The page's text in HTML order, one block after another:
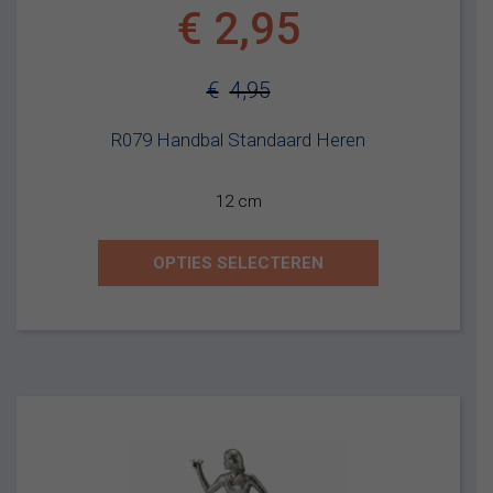
R079 Handbal Standaard Heren
€ 4,95
Oorspronkelijke
€ 2,95
12 cm
OPTIES SELECTEREN